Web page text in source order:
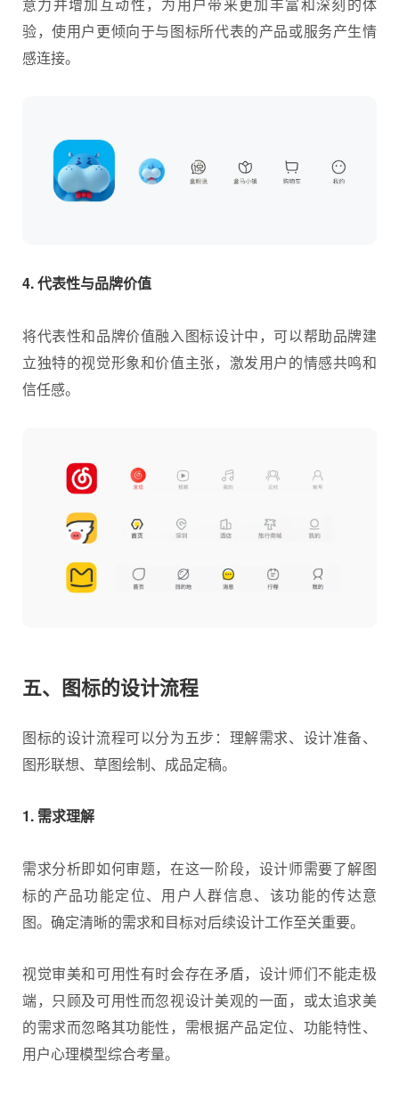
验，使用户更倾向于与图标所代表的产品或服务产生情
感连接。
4. 代表性与品牌价值
将代表性和品牌价值融入图标设计中，可以帮助品牌建
立独特的视觉形象和价值主张，激发用户的情感共鸣和
信任感。
五、图标的设计流程
图标的设计流程可以分为五步：理解需求、设计准备、
图形联想、草图绘制、成品定稿。
1. 需求理解
需求分析即如何审题，在这一阶段，设计师需要了解图
标的产品功能定位、用户人群信息、该功能的传达意
图。确定清晰的需求和目标对后续设计工作至关重要。
视觉审美和可用性有时会存在矛盾，设计师们不能走极
端，只顾及可用性而忽视设计美观的一面，或太追求美
的需求而忽略其功能性，需根据产品定位、功能特性、
用户心理模型综合考量。